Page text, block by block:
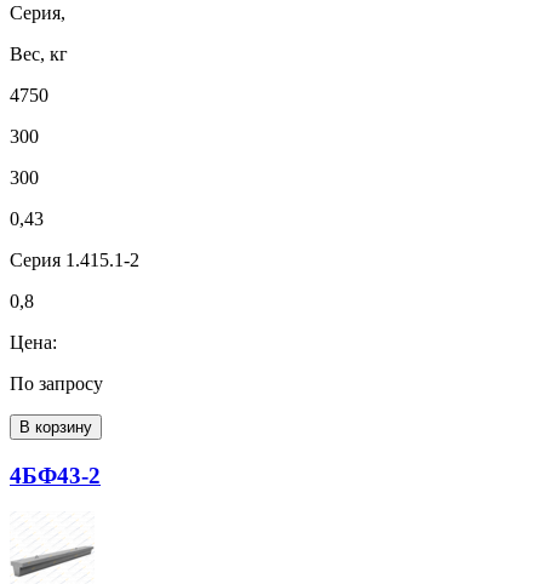
Серия,
Вес, кг
4750
300
300
0,43
Серия 1.415.1-2
0,8
Цена:
По запросу
В корзину
4БФ43-2